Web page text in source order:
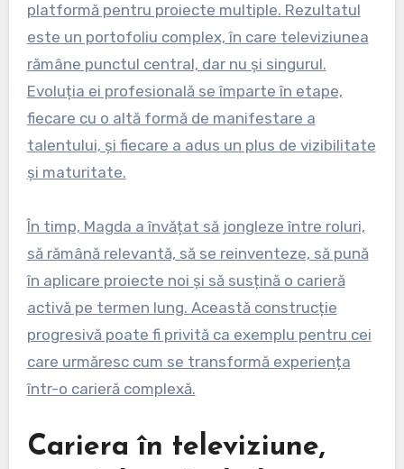
platformă pentru proiecte multiple. Rezultatul
este un portofoliu complex, în care televiziunea
rămâne punctul central, dar nu și singurul.
Evoluția ei profesională se împarte în etape,
fiecare cu o altă formă de manifestare a
talentului, și fiecare a adus un plus de vizibilitate
și maturitate.
În timp, Magda a învățat să jongleze între roluri,
să rămână relevantă, să se reinventeze, să pună
în aplicare proiecte noi și să susțină o carieră
activă pe termen lung. Această construcție
progresivă poate fi privită ca exemplu pentru cei
care urmăresc cum se transformă experiența
într-o carieră complexă.
Cariera în televiziune,